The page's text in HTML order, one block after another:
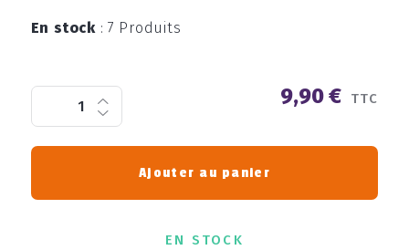
En stock: 7 Produits
9,90 € TTC
Ajouter au panier
EN STOCK